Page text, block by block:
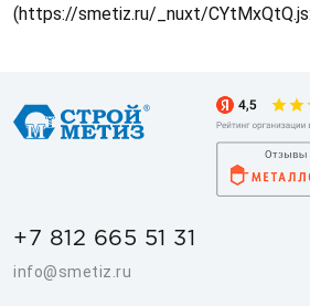
(https://smetiz.ru/_nuxt/
+7 812 665 51 31
info@smetiz.ru